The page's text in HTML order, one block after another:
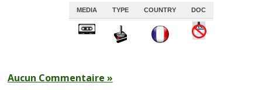
MEDIA TYPE COUNTRY DOC
A
Aucun Commentaire »